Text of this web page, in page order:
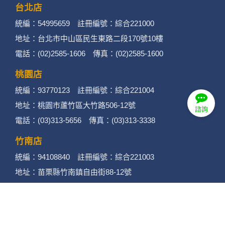
諮詢
台北店
統編：54995659 註冊編號：綜合221000
地址：台北市中山區民生東路二段170號10樓
電話：(02)2585-1606 傳真：(02)2585-1600
桃園店
統編：93770123 註冊編號：綜合221004
地址：桃園市蘆竹區大竹路506-12號
電話：(03)313-5656 傳真：(03)313-3338
竹南店
統編：94108840 註冊編號：綜合221003
地址：苗栗縣竹南鎮自由街88-12號